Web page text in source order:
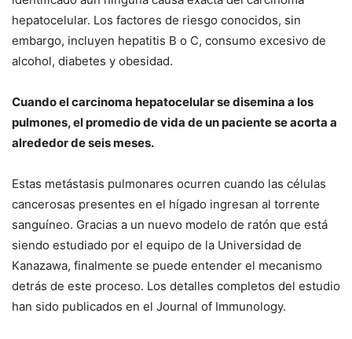
hepatocelular. Los factores de riesgo conocidos, sin
embargo, incluyen hepatitis B o C, consumo excesivo de
alcohol, diabetes y obesidad.
Cuando el carcinoma hepatocelular se disemina a los
pulmones, el promedio de vida de un paciente se acorta a
alrededor de seis meses.
Estas metástasis pulmonares ocurren cuando las células
cancerosas presentes en el hígado ingresan al torrente
sanguíneo. Gracias a un nuevo modelo de ratón que está
siendo estudiado por el equipo de la Universidad de
Kanazawa, finalmente se puede entender el mecanismo
detrás de este proceso. Los detalles completos del estudio
han sido publicados en el Journal of Immunology.